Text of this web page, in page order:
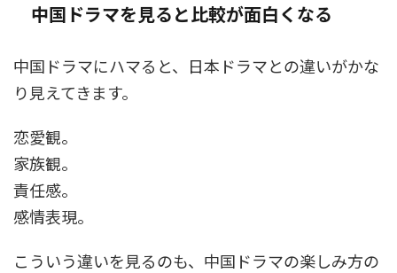
中国ドラマを見ると比較が面白くなる
中国ドラマにハマると、日本ドラマとの違いがかな
り見えてきます。
恋愛観。
家族観。
責任感。
感情表現。
こういう違いを見るのも、中国ドラマの楽しみ方の